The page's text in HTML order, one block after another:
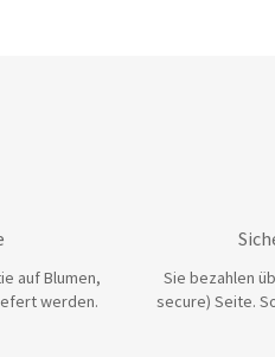
auf Blumen,
werden.
Sie bezahlen
secure) Seite.